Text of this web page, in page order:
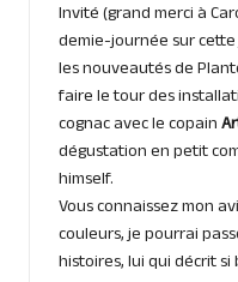
Invité (grand merci à
demie-journée sur
les nouveautés de
faire le tour des
cognac avec le copain
dégustation en petit
himself.
Vous connaissez mon
couleurs, je pourrai
histoires, lui qui décrit